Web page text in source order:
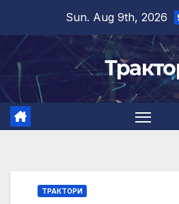
content
Sun. Aug 9th, 2026
ТРАКТОРИ